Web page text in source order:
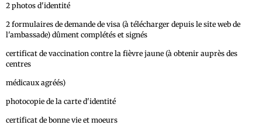
2 photos d'identité
2 formulaires de demande de visa (à télécharger depuis le site web de
l'ambassade) dûment complétés et signés
certificat de vaccination contre la fièvre jaune (à obtenir auprès des
centres
médicaux agréés)
photocopie de la carte d'identité
certificat de bonne vie et moeurs